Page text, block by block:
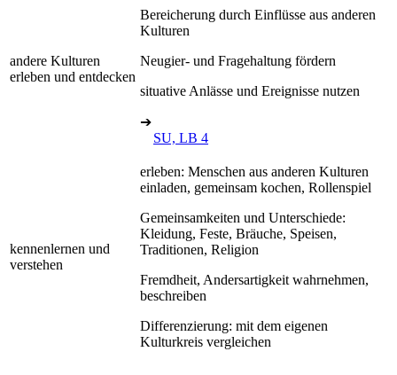
andere Kulturen
erleben und entdecken
Bereicherung durch Einflüsse aus anderen
Kulturen
Neugier- und Fragehaltung fördern
situative Anlässe und Ereignisse nutzen
➔
SU, LB 4
kennenlernen und
verstehen
erleben: Menschen aus anderen Kulturen
einladen, gemeinsam kochen, Rollenspiel
Gemeinsamkeiten und Unterschiede:
Kleidung, Feste, Bräuche, Speisen,
Traditionen, Religion
Fremdheit, Andersartigkeit wahrnehmen,
beschreiben
Differenzierung: mit dem eigenen
Kulturkreis vergleichen